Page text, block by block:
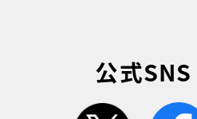
公式SNS
twitter